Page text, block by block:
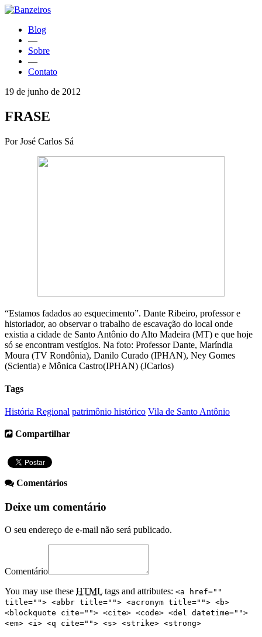
Blog
—
Sobre
—
Contato
19 de junho de 2012
FRASE
Por José Carlos Sá
“Estamos fadados ao esquecimento”. Dante Ribeiro, professor e
historiador, ao observar o trabalho de escavação do local onde
existia a cidade de Santo Antônio do Alto Madeira (MT) e que hoje
só se encontram vestígios. Na foto: Professor Dante, Maríndia
Moura (TV Rondônia), Danilo Curado (IPHAN), Ney Gomes
(Scientia) e Mônica Castro(IPHAN) (JCarlos)
Tags
História Regional patrimônio histórico Vila de Santo Antônio
Compartilhar
Comentários
Deixe um comentário
O seu endereço de e-mail não será publicado.
Comentário
You may use these HTML tags and attributes: <a href=""
title=""> <abbr title=""> <acronym title=""> <b>
<blockquote cite=""> <cite> <code> <del datetime="">
<em> <i> <q cite=""> <s> <strike> <strong>